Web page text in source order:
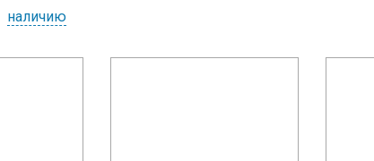
наличию